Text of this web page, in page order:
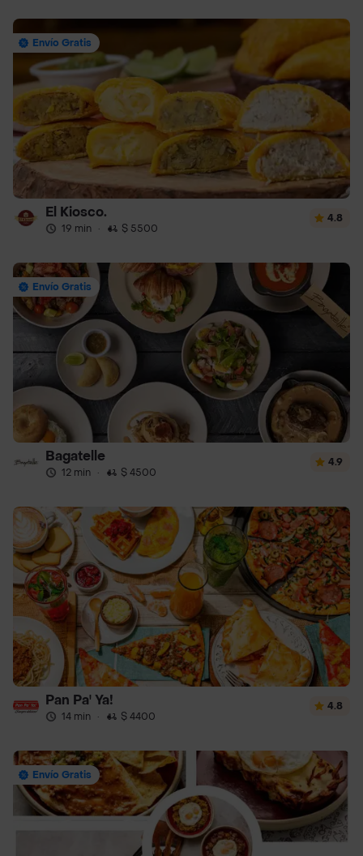
Envío Gratis
El Kiosco.
19 min · $ 5500
4.8
Envío Gratis
Bagatelle
12 min · $ 4500
4.9
Pan Pa' Ya!
14 min · $ 4400
4.8
Envío Gratis